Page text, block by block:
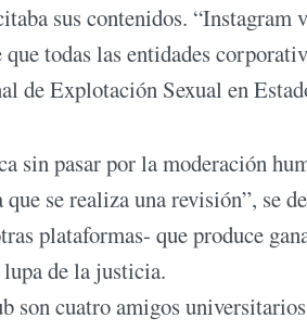
sus contenidos. “Instagram
todas las entidades
de Explotación Sexual en
sin pasar por la moderación
se realiza una revisión”, se
plataformas- que produce
de la justicia.
son cuatro amigos